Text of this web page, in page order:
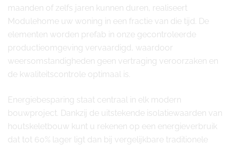
maanden of zelfs jaren kunnen duren, realiseert
Modulehome uw woning in een fractie van die tijd. De
elementen worden prefab in onze gecontroleerde
productieomgeving vervaardigd, waardoor
weersomstandigheden geen vertraging veroorzaken en
de kwaliteitscontrole optimaal is.
Energiebesparing staat centraal in elk modern
bouwproject. Dankzij de uitstekende isolatiewaarden van
houtskeletbouw kunt u rekenen op een energieverbruik
dat tot 60% lager ligt dan bij vergelijkbare traditionele